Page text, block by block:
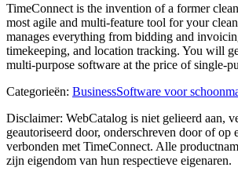
TimeConnect is the invention of a former
most agile and multi-feature tool for your
manages everything from bidding and
timekeeping, and location tracking. You will
multi-purpose software at the price of single-
Categorieën: BusinessSoftware voor
Disclaimer: WebCatalog is niet gelieerd aan,
geautoriseerd door, onderschreven door of
verbonden met TimeConnect. Alle
zijn eigendom van hun respectieve eigenaren.